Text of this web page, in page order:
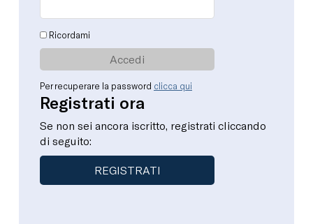
Ricordami
Per recuperare la password clicca qui
Registrati ora
Se non sei ancora iscritto, registrati cliccando
di seguito:
REGISTRATI